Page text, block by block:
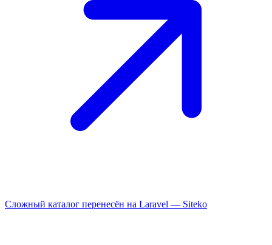
Сложный каталог перенесён на Laravel — Siteko